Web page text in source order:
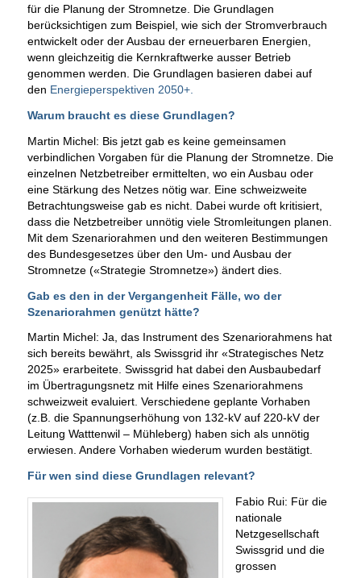
für die Planung der Stromnetze. Die Grundlagen
berücksichtigen zum Beispiel, wie sich der Stromverbrauch
entwickelt oder der Ausbau der erneuerbaren Energien,
wenn gleichzeitig die Kernkraftwerke ausser Betrieb
genommen werden. Die Grundlagen basieren dabei auf
den Energieperspektiven 2050+.
Warum braucht es diese Grundlagen?
Martin Michel: Bis jetzt gab es keine gemeinsamen
verbindlichen Vorgaben für die Planung der Stromnetze. Die
einzelnen Netzbetreiber ermittelten, wo ein Ausbau oder
eine Stärkung des Netzes nötig war. Eine schweizweite
Betrachtungsweise gab es nicht. Dabei wurde oft kritisiert,
dass die Netzbetreiber unnötig viele Stromleitungen planen.
Mit dem Szenariorahmen und den weiteren Bestimmungen
des Bundesgesetzes über den Um- und Ausbau der
Stromnetze («Strategie Stromnetze») ändert dies.
Gab es den in der Vergangenheit Fälle, wo der
Szenariorahmen genützt hätte?
Martin Michel: Ja, das Instrument des Szenariorahmens hat
sich bereits bewährt, als Swissgrid ihr «Strategisches Netz
2025» erarbeitete. Swissgrid hat dabei den Ausbaubedarf
im Übertragungsnetz mit Hilfe eines Szenariorahmens
schweizweit evaluiert. Verschiedene geplante Vorhaben
(z.B. die Spannungserhöhung von 132-kV auf 220-kV der
Leitung Watttenwil – Mühleberg) haben sich als unnötig
erwiesen. Andere Vorhaben wiederum wurden bestätigt.
Für wen sind diese Grundlagen relevant?
Fabio Rui: Für die
nationale
Netzgesellschaft
Swissgrid und die
grossen